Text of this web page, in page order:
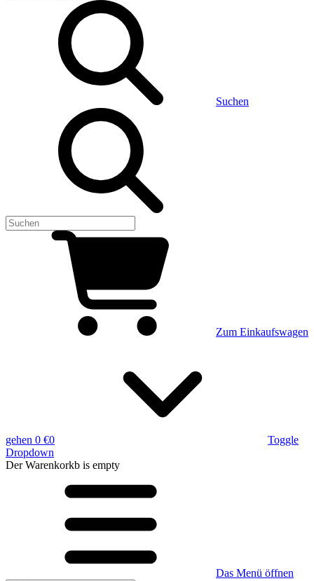
Suchen
Zum Einkaufswagen
gehen 0 €0
Toggle
Dropdown
Der Warenkorkb is empty
Das Menü öffnen